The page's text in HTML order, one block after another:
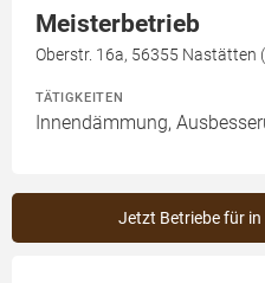
Meisterbetrieb
Oberstr. 16a, 56355 Nastätten
TÄTIGKEITEN
Innendämmung,
Jetzt Betriebe für